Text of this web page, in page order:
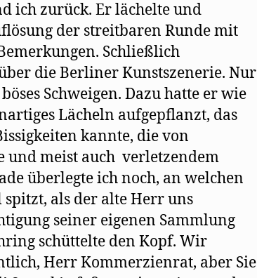
ich zurück. Er lächelte und
der streitbaren Runde mit
Schließlich
die Berliner Kunstszenerie. Nur
Schweigen. Dazu hatte er wie
Lächeln aufgepﬂanzt, das
kannte, die von
und meist auch verletzendem
überlegte ich noch, an welchen
als der alte Herr uns
seiner eigenen Sammlung
schüttelte den Kopf. Wir
Herr Kommerzienrat, aber Sie